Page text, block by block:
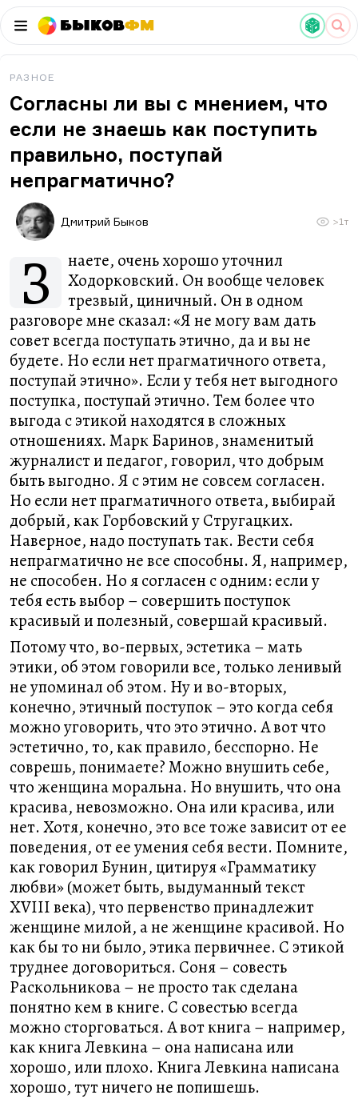
БыковФМ
РАЗНОЕ
Согласны ли вы с мнением, что
если не знаешь как поступить
правильно, поступай
непрагматично?
Дмитрий Быков >1т
З
наете, очень хорошо уточнил
Ходорковский. Он вообще человек
трезвый, циничный. Он в одном
разговоре мне сказал: «Я не могу вам дать
совет всегда поступать этично, да и вы не
будете. Но если нет прагматичного ответа,
поступай этично». Если у тебя нет выгодного
поступка, поступай этично. Тем более что
выгода с этикой находятся в сложных
отношениях. Марк Баринов, знаменитый
журналист и педагог, говорил, что добрым
быть выгодно. Я с этим не совсем согласен.
Но если нет прагматичного ответа, выбирай
добрый, как Горбовский у Стругацких.
Наверное, надо поступать так. Вести себя
непрагматично не все способны. Я, например,
не способен. Но я согласен с одним: если у
тебя есть выбор – совершить поступок
красивый и полезный, совершай красивый.
Потому что, во-первых, эстетика – мать
этики, об этом говорили все, только ленивый
не упоминал об этом. Ну и во-вторых,
конечно, этичный поступок – это когда себя
можно уговорить, что это этично. А вот что
эстетично, то, как правило, бесспорно. Не
соврешь, понимаете? Можно внушить себе,
что женщина моральна. Но внушить, что она
красива, невозможно. Она или красива, или
нет. Хотя, конечно, это все тоже зависит от ее
поведения, от ее умения себя вести. Помните,
как говорил Бунин, цитируя «Грамматику
любви» (может быть, выдуманный текст
XVIII века), что первенство принадлежит
женщине милой, а не женщине красивой. Но
как бы то ни было, этика первичнее. С этикой
труднее договориться. Соня – совесть
Раскольникова – не просто так сделана
понятно кем в книге. С совестью всегда
можно сторговаться. А вот книга – например,
как книга Левкина – она написана или
хорошо, или плохо. Книга Левкина написана
хорошо, тут ничего не попишешь.